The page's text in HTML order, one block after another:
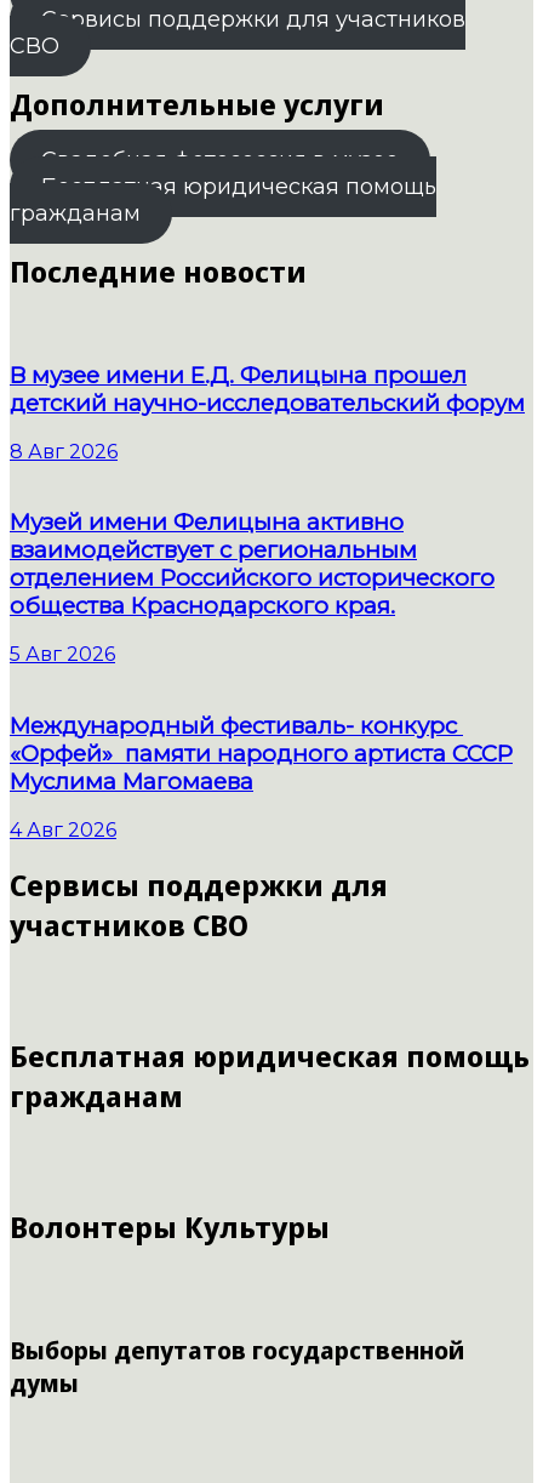
Сервисы поддержки для участников
СВО
Дополнительные услуги
Свадебная фотосессия в музее
Бесплатная юридическая помощь
гражданам
Последние новости
В музее имени Е.Д. Фелицына прошел
детский научно-исследовательский форум
8 Авг 2026
Музей имени Фелицына активно
взаимодействует с региональным
отделением Российского исторического
общества Краснодарского края.
5 Авг 2026
Международный фестиваль- конкурс
«Орфей» памяти народного артиста СССР
Муслима Магомаева
4 Авг 2026
Сервисы поддержки для
участников СВО
Бесплатная юридическая помощь
гражданам
Волонтеры Культуры
Выборы депутатов государственной
думы